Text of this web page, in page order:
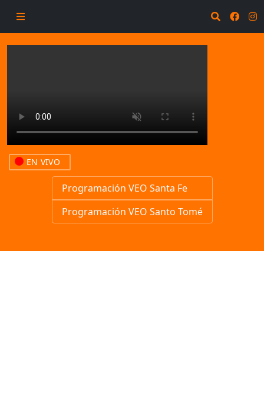
EN VIVO
Programación VEO Santa Fe
Programación VEO Santo Tomé